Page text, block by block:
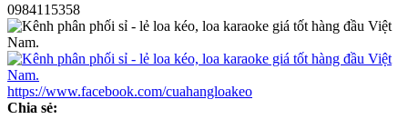
0984115358
https://www.facebook.com/cuahangloakeo
Chia sẻ: